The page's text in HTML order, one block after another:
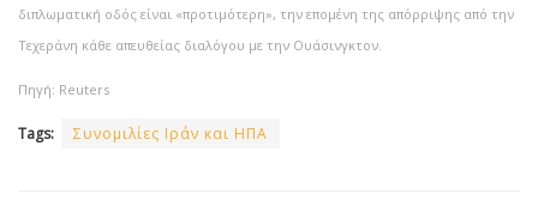
διπλωματική οδός είναι «προτιμότερη», την επομένη της απόρριψης από την
Τεχεράνη κάθε απευθείας διαλόγου με την Ουάσινγκτον.
Πηγή: Reuters
Tags: Συνομιλίες Ιράν και ΗΠΑ